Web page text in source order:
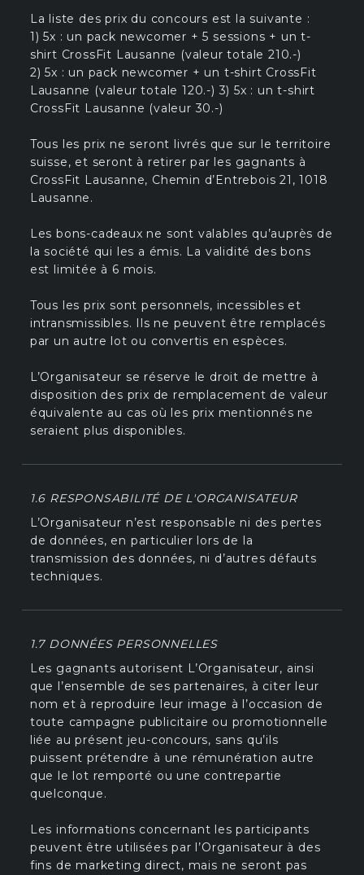
La liste des prix du concours est la suivante :
1) 5x : un pack newcomer + 5 sessions + un t-
shirt CrossFit Lausanne (valeur totale 210.-)
2) 5x : un pack newcomer + un t-shirt CrossFit
Lausanne (valeur totale 120.-) 3) 5x : un t-shirt
CrossFit Lausanne (valeur 30.-)
Tous les prix ne seront livrés que sur le territoire
suisse, et seront à retirer par les gagnants à
CrossFit Lausanne, Chemin d’Entrebois 21, 1018
Lausanne.
Les bons-cadeaux ne sont valables qu’auprès de
la société qui les a émis. La validité des bons
est limitée à 6 mois.
Tous les prix sont personnels, incessibles et
intransmissibles. Ils ne peuvent être remplacés
par un autre lot ou convertis en espèces.
L’Organisateur se réserve le droit de mettre à
disposition des prix de remplacement de valeur
équivalente au cas où les prix mentionnés ne
seraient plus disponibles.
1.6 RESPONSABILITÉ DE L'ORGANISATEUR
L’Organisateur n’est responsable ni des pertes
de données, en particulier lors de la
transmission des données, ni d’autres défauts
techniques.
1.7 DONNÉES PERSONNELLES
Les gagnants autorisent L’Organisateur, ainsi
que l’ensemble de ses partenaires, à citer leur
nom et à reproduire leur image à l’occasion de
toute campagne publicitaire ou promotionnelle
liée au présent jeu-concours, sans qu’ils
puissent prétendre à une rémunération autre
que le lot remporté ou une contrepartie
quelconque.
Les informations concernant les participants
peuvent être utilisées par l’Organisateur à des
fins de marketing direct, mais ne seront pas